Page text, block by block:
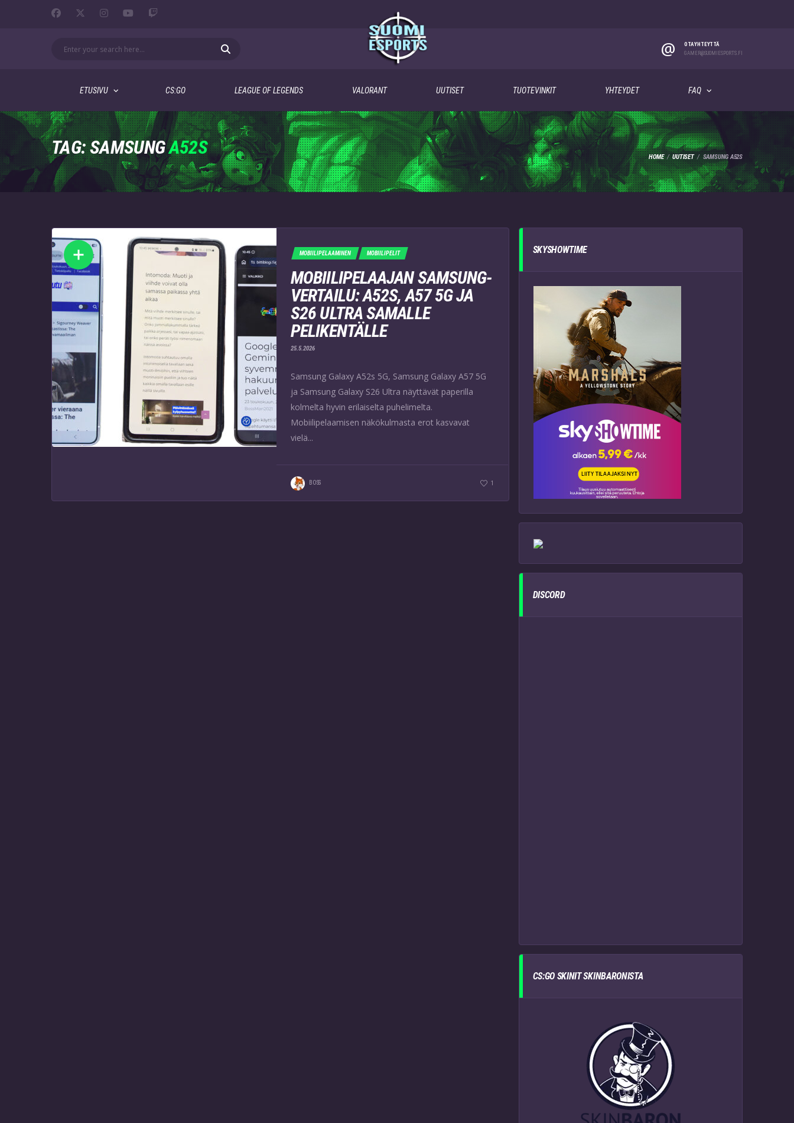
@
OTA YHTEYTTÄ
GAMER@SUOMIESPORTS.FI
ETUSIVU CS:GO LEAGUE OF LEGENDS VALORANT UUTISET TUOTEVINKIT YHTEYDET FAQ
TAG: SAMSUNGA52S HOME UUTISET SAMSUNG A52S
MOBIILIPELAAMINEN MOBIILIPELIT
MOBIILIPELAAJAN SAMSUNG-
VERTAILU: A52S, A57 5G JA
S26 ULTRA SAMALLE
PELIKENTÄLLE
25.5.2026
Samsung Galaxy A52s 5G, Samsung Galaxy A57 5G
ja Samsung Galaxy S26 Ultra näyttävät paperilla
kolmelta hyvin erilaiselta puhelimelta.
Mobiilipelaamisen näkökulmasta erot kasvavat
vielä...
BOSS 1
SKYSHOWTIME
DISCORD
CS:GO SKINIT SKINBARONISTA